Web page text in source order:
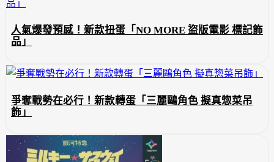
人氣爆發預感！新款扭蛋「NO MORE 盜版電影 標記飾
品」
爭奪戰勢在必行！新款轉蛋「三麗鷗角色 擬真惣菜吊
飾」